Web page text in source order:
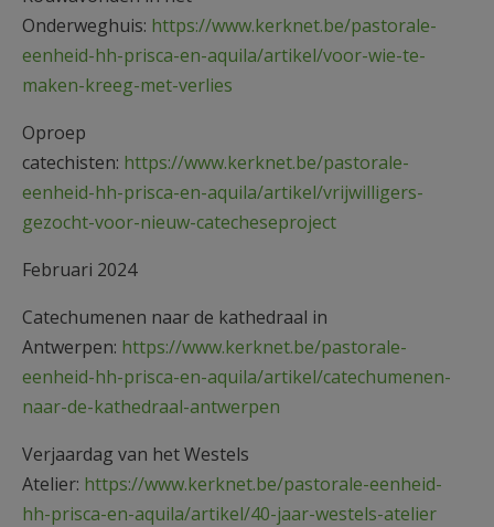
Onderweghuis: https://www.kerknet.be/pastorale-
eenheid-hh-prisca-en-aquila/artikel/voor-wie-te-
maken-kreeg-met-verlies
Oproep
catechisten: https://www.kerknet.be/pastorale-
eenheid-hh-prisca-en-aquila/artikel/vrijwilligers-
gezocht-voor-nieuw-catecheseproject
Februari 2024
Catechumenen naar de kathedraal in
Antwerpen: https://www.kerknet.be/pastorale-
eenheid-hh-prisca-en-aquila/artikel/catechumenen-
naar-de-kathedraal-antwerpen
Verjaardag van het Westels
Atelier: https://www.kerknet.be/pastorale-eenheid-
hh-prisca-en-aquila/artikel/40-jaar-westels-atelier